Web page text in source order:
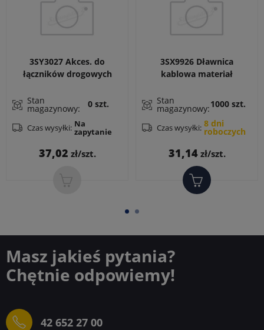
3SY3027 Akces. do
łączników drogowych
Stan
magazynowy: 0 szt.
Czas wysyłki: Na
zapytanie
37,02 zł/szt.
3SX9926 Dławnica
kablowa materiał
drogowych, M20x1,5 dla
średnicy przewodu
Stan
magazynowy:1000 szt.
Czas wysyłki: 8 dni
roboczych
Cena
31,14zł/szt.
Masz jakieś pytania?
Chętnie odpowiemy!
42 652 27 00